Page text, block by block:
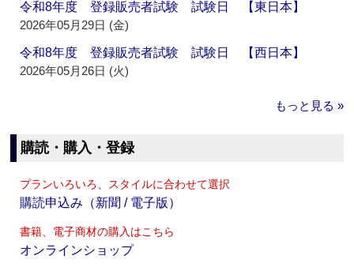
令和8年度 登録販売者試験 試験日 【東日本】
2026年05月29日 (金)
令和8年度 登録販売者試験 試験日 【西日本】
2026年05月26日 (火)
もっと見る »
購読・購入・登録
プランいろいろ、スタイルに合わせて選択
購読申込み（新聞 / 電子版）
書籍、電子商材の購入はこちら
オンラインショップ